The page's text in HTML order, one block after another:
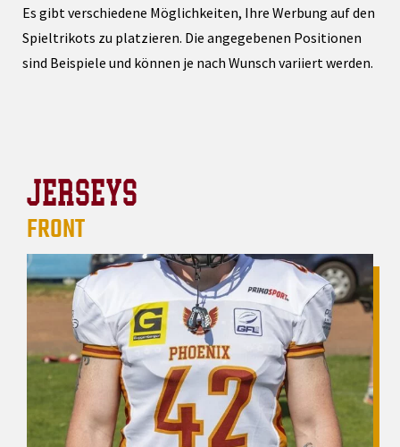
Es gibt verschiedene Möglichkeiten, Ihre Werbung auf den
Spieltrikots zu platzieren. Die angegebenen Positionen
sind Beispiele und können je nach Wunsch variiert werden.
JERSEYS
FRONT